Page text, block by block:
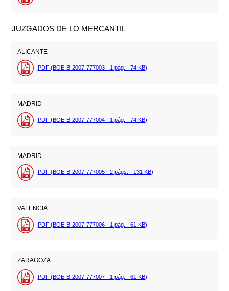
JUZGADOS DE LO MERCANTIL
ALICANTE
PDF (BOE-B-2007-777003 - 1 pág. - 74 KB)
MADRID
PDF (BOE-B-2007-777004 - 1 pág. - 74 KB)
MADRID
PDF (BOE-B-2007-777005 - 2 págs. - 131 KB)
VALENCIA
PDF (BOE-B-2007-777006 - 1 pág. - 61 KB)
ZARAGOZA
PDF (BOE-B-2007-777007 - 1 pág. - 61 KB)